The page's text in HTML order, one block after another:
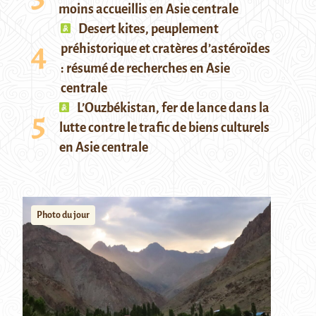
moins accueillis en Asie centrale
Desert kites, peuplement
préhistorique et cratères d’astéroïdes
: résumé de recherches en Asie
centrale
L’Ouzbékistan, fer de lance dans la
lutte contre le trafic de biens culturels
en Asie centrale
Photo du jour